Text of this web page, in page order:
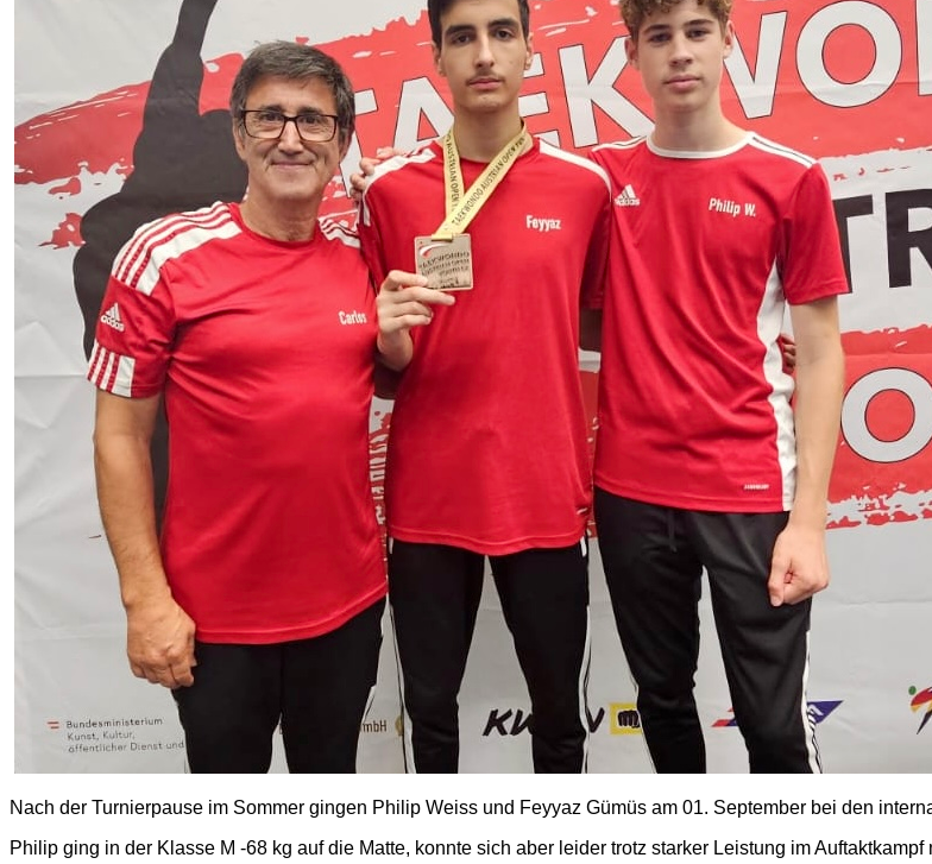
Nach der Turnierpause im Sommer gingen Philip Weiss und Feyyaz Gümüs am 01. September bei den
Philip ging in der Klasse M -68 kg auf die Matte, konnte sich aber leider trotz starker Leistung im